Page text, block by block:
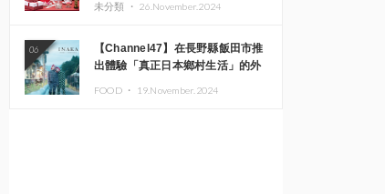
未分類 ・ 26.November.2024
06
【Channel47】在長野縣飯田市推
出體驗「真正日本鄉村生活」的外
FOOD ・ 19.November.2024